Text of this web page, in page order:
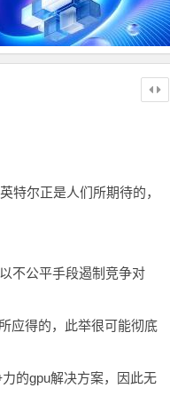
特尔正是人们所期待的，
不公平手段遏制竞争对
应得的，此举很可能彻底
的gpu解决方案，因此无